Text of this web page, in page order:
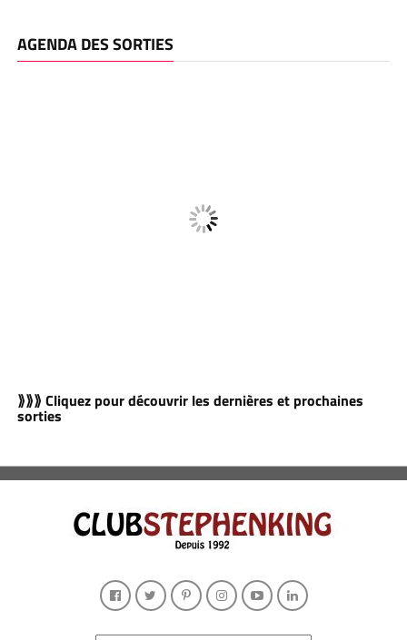
AGENDA DES SORTIES
⟫⟫⟫ Cliquez pour découvrir les dernières et prochaines
sorties